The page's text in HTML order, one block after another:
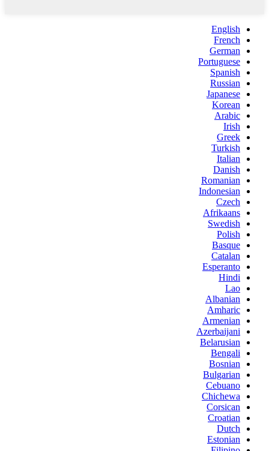
English
French
German
Portuguese
Spanish
Russian
Japanese
Korean
Arabic
Irish
Greek
Turkish
Italian
Danish
Romanian
Indonesian
Czech
Afrikaans
Swedish
Polish
Basque
Catalan
Esperanto
Hindi
Lao
Albanian
Amharic
Armenian
Azerbaijani
Belarusian
Bengali
Bosnian
Bulgarian
Cebuano
Chichewa
Corsican
Croatian
Dutch
Estonian